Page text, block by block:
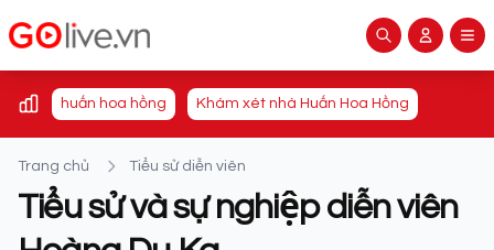
huấn hoa hồng Khám xét nhà Huấn Hoa Hồng
Trang chủ Tiểu sử diễn viên
Tiểu sử và sự nghiệp diễn viên